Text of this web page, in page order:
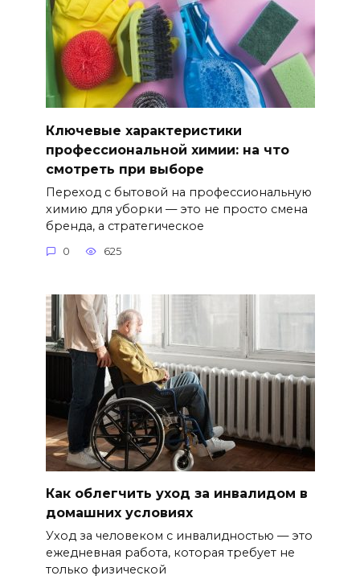
Ключевые характеристики
профессиональной химии: на что
смотреть при выборе
Переход с бытовой на профессиональную
химию для уборки — это не просто смена
бренда, а стратегическое
0 625
Как облегчить уход за инвалидом в
домашних условиях
Уход за человеком с инвалидностью — это
ежедневная работа, которая требует не
только физической